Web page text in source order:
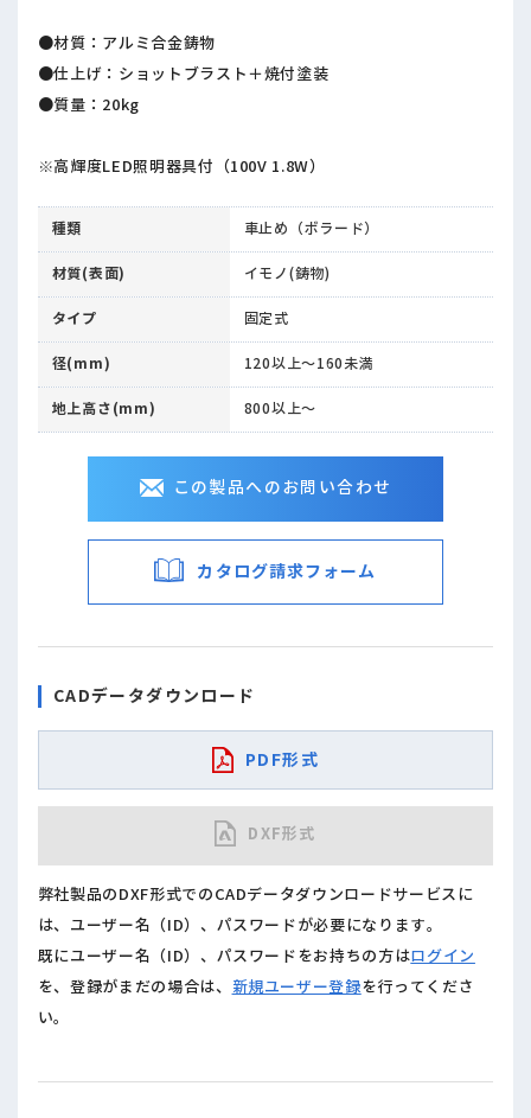
●材質：アルミ合金鋳物
●仕上げ：ショットブラスト＋焼付塗装
●質量：20kg
※高輝度LED照明器具付（100V 1.8W）
種類 車止め（ボラード）
材質(表面) イモノ(鋳物)
タイプ 固定式
径(mm) 120以上～160未満
地上高さ(mm) 800以上～
この製品へのお問い合わせ
カタログ請求フォーム
CADデータダウンロード
PDF形式
DXF形式
弊社製品のDXF形式でのCADデータダウンロードサービスに
は、ユーザー名（ID）、パスワードが必要になります。
既にユーザー名（ID）、パスワードをお持ちの方はログイン
を、登録がまだの場合は、 新規ユーザー登録を行ってくださ
い。